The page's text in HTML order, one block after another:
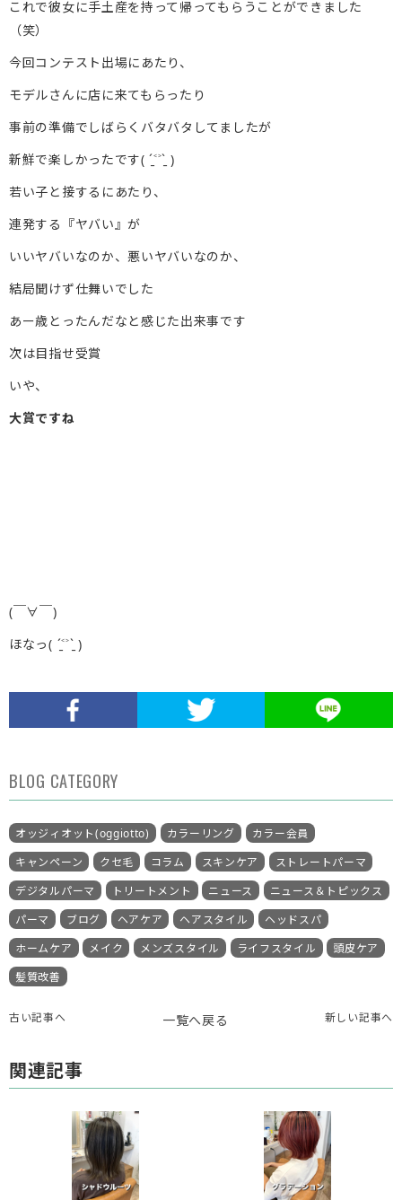
これで彼女に手土産を持って帰ってもらうことができました
（笑）
今回コンテスト出場にあたり、
モデルさんに店に来てもらったり
事前の準備でしばらくバタバタしてましたが
新鮮で楽しかったです( ˊ̱˂˃ˋ̱ )
若い子と接するにあたり、
連発する『ヤバい』が
いいヤバいなのか、悪いヤバいなのか、
結局聞けず仕舞いでした
あー歳とったんだなと感じた出来事です
次は目指せ受賞
いや、
大賞ですね
(￣∀￣)
ほなっ( ˊ̱˂˃ˋ̱ )
BLOG CATEGORY
オッジィオット(oggiotto) カラーリング
カラー会員
キャンペーン
クセ毛 コラム スキンケア
ストレートパーマ
デジタルパーマ
トリートメント ニュース
ニュース＆トピックス
パーマ
ブログ ヘアケア ヘアスタイル
ヘッドスパ
ホームケア
メイク メンズスタイル ライフスタイル
頭皮ケア
髪質改善
古い記事へ 一覧へ戻る 新しい記事へ
関連記事